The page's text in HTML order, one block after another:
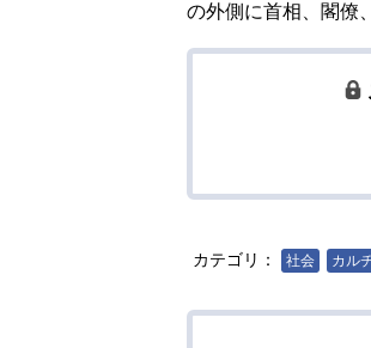
の外側に首相、閣僚
カテゴリ： 社会 カル